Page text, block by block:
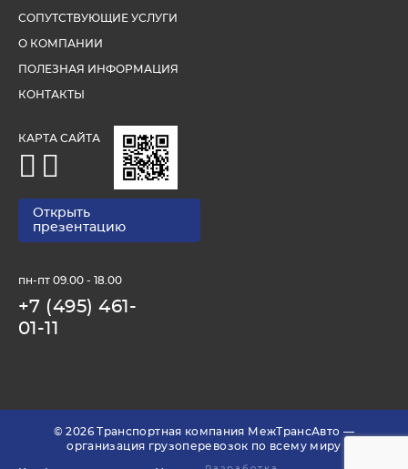
СОПУТСТВУЮЩИЕ УСЛУГИ
О КОМПАНИИ
ПОЛЕЗНАЯ ИНФОРМАЦИЯ
КОНТАКТЫ
КАРТА САЙТА
Открыть
презентацию
пн-пт 09.00 - 18.00
+7 (495) 461-
01-11
© 2026 Транспортная компания МежТрансАвто —
организация грузоперевозок по всему миру